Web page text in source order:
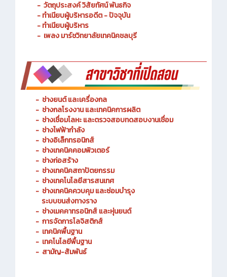
- ประวัติความเป็นมา
- วัตถุประสงค์ วิสัยทัศน์ พันธกิจ
- ทำเนียบผู้บริหารอดีต - ปัจจุบัน
- ทำเนียบผู้บริหาร
- ช่างยนต์ และเครื่องกล
- ช่างกลโรงงาน และเทคนิคการผลิต
- ช่างเชื่อมโลหะ และตรวจสอบทดสอบงานเชื่อม
- ช่างไฟฟ้ากำลัง
- ช่างอิเล็กทรอนิกส์
- ช่างเทคนิคคอมพิวเตอร์
- ช่างก่อสร้าง
- ช่างเทคนิคสถาปัตยกรรม
- ช่างเทคโนโลยีสารสนเทศ
ช่างเทคนิคควบคุม และซ่อมบำรุง
ระบบขนส่งทางราง
- ช่างเมคคาทรอนิกส์ และหุ่นยนต์
- การจัดการโลจิสติกส์
- เทคนิคพื้นฐาน
- เทคโนโลยีพื้นฐาน